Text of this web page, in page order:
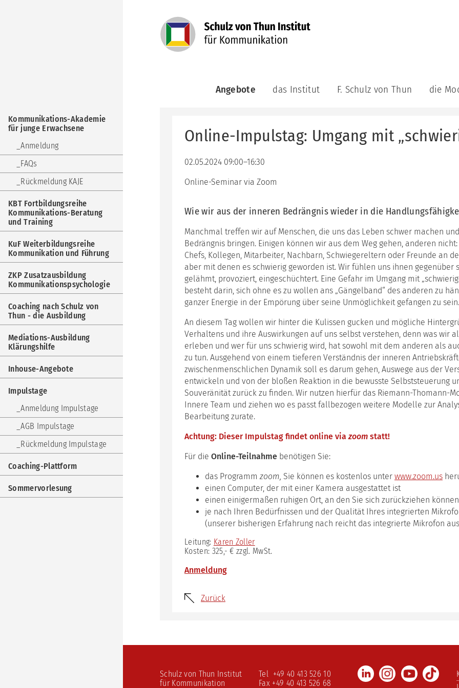
Angebote
junge
Erwachsene
KBT
Kommunikations-
Training
Weiterbildungsreihe
Kommunikation
und
Führung
ZKP
Zusatzausbildung
Kommunikationspsychologie
nach
Schulz
von
Thun
-
die
Ausbildung
Mediations-
Ausbildung
Klärungshilfe
Inhouse-
Angebote
Impulstage
Coaching-
Plattform
Sommervorlesung
das Institut
aktuell
das
Berater:innenteam
Philosophie
the
Institute
(English
version)
Kooperationen
F. Schulz von Thun
Thun
Videos
Arbeitskreis
KuK
die
das
das
Werte-
und
das
Modell
das
Online-Impulstag: Umgang mit
02.05.2024 09:00–16:30
Online-Seminar via Zoom
Wie wir aus der inneren Bedrängnis wieder in die
Manchmal treffen wir auf Menschen, die uns das Leben schwer machen und
Bedrängnis bringen. Einigen können wir aus dem Weg gehen, anderen nicht:
Chefs, Kollegen, Mitarbeiter, Nachbarn, Schwiegereltern oder Freunde an
aber mit denen es schwierig geworden ist. Wir fühlen uns ihnen gegenüber
gelähmt, provoziert, eingeschüchtert. Eine Gefahr im Umgang mit
besteht darin, sich ohne es zu wollen ans „Gängelband“ des anderen zu
ganzer Energie in der Empörung über seine Unmöglichkeit gefangen zu sein.
An diesem Tag wollen wir hinter die Kulissen gucken und mögliche
Verhaltens und ihre Auswirkungen auf uns selbst verstehen, denn was wir
erleben und wer für uns schwierig wird, hat sowohl mit dem anderen als
zu tun. Ausgehend von einem tieferen Verständnis der inneren
zwischenmenschlichen Dynamik soll es darum gehen, Auswege aus der
entwickeln und von der bloßen Reaktion in die bewusste Selbststeuerung
Souveränität zurück zu finden. Wir nutzen hierfür das Riemann-Thomann-
Innere Team und ziehen wo es passt fallbezogen weitere Modelle zur
Bearbeitung zurate.
Achtung: Dieser Impulstag findet online viazoom statt!
Für die Online-Teilnahme benötigen Sie:
das Programm zoom, Sie können es kostenlos unter www.zoom.us
einen Computer, der mit einer Kamera ausgestattet ist
einen einigermaßen ruhigen Ort, an den Sie sich zurückziehen können
je nach Ihren Bedürfnissen und der Qualität Ihres integrierten
(unserer bisherigen Erfahrung nach reicht das integrierte Mikrofon
Leitung: Karen Zoller
Kosten: 325,- € zzgl. MwSt.
Anmeldung
Zurück
Schulz von Thun Institut
für Kommunikation
Tel +49 40 413 526 10
Fax +49 40 413 526 68
LinkedInInstagramYoutube
überspringen
Kommunikations-Akademie
für junge Erwachsene
Anmeldung
FAQs
Rückmeldung KAJE
KBT Fortbildungsreihe
Kommunikations-Beratung
und Training
KuF Weiterbildungsreihe
Kommunikation und Führung
ZKP Zusatzausbildung
Kommunikationspsychologie
Coaching nach Schulz von
Thun - die Ausbildung
Mediations-Ausbildung
Klärungshilfe
Inhouse-Angebote
Impulstage
Anmeldung Impulstage
AGB Impulstage
Rückmeldung Impulstage
Coaching-Plattform
Sommervorlesung